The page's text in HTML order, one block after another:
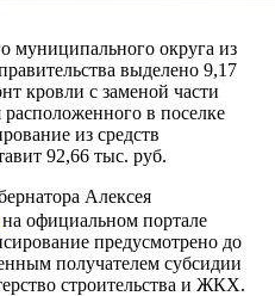
муниципального округа из
выделено 9,17
кровли с заменой части
в поселке
из средств
92,66 тыс. руб.
Алексея
на официальном портале
предусмотрено до
получателем субсидии
строительства и ЖКХ.